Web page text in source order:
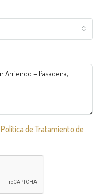
Política de Tratamiento de